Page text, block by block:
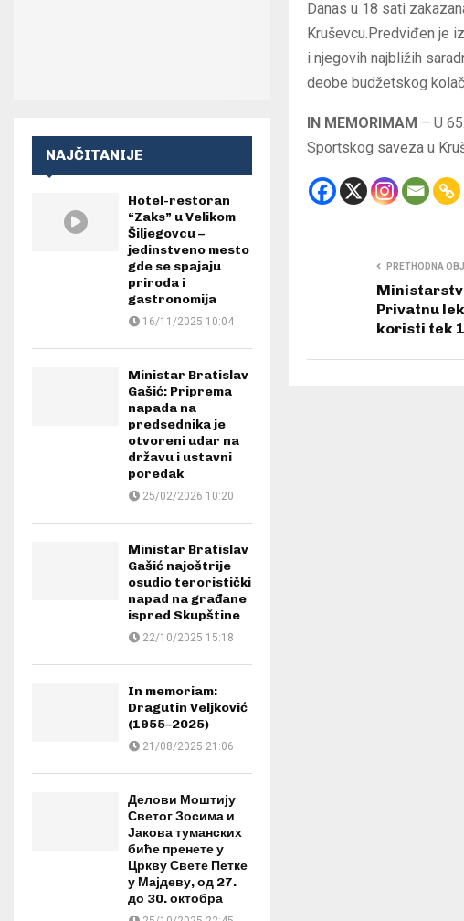
Danas u 18 sati
Kruševcu.Predviđen je
i njegovih najbližih
deobe budžetskog
IN MEMORIMAM – U
Sportskog saveza u
PRETHODNA
Privatnu
koristi tek
NAJČITANIJE
Hotel-restoran
“Zaks” u Velikom
Šiljegovcu –
jedinstveno mesto
gde se spajaju
priroda i
gastronomija
16/11/2025 10:04
Ministar Bratislav
Gašić: Priprema
napada na
predsednika je
otvoreni udar na
državu i ustavni
poredak
25/02/2026 10:20
Ministar Bratislav
Gašić najoštrije
osudio teroristički
napad na građane
ispred Skupštine
22/10/2025 15:18
In memoriam:
Dragutin Veljković
(1955–2025)
21/08/2025 21:06
Делови Моштију
Светог Зосима и
Јакова туманских
биће пренете у
Цркву Свете Петке
у Мајдеву, од 27.
до 30. октобра